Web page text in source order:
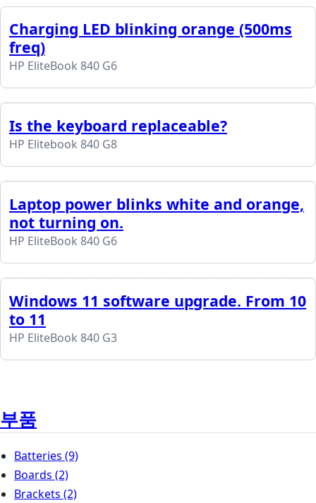
Charging LED blinking orange (500ms
freq)
HP EliteBook 840 G6
Is the keyboard replaceable?
HP Elitebook 840 G8
Laptop power blinks white and orange,
not turning on.
HP EliteBook 840 G6
Windows 11 software upgrade. From 10
to 11
HP EliteBook 840 G3
부품
Batteries (9)
Boards (2)
Brackets (2)